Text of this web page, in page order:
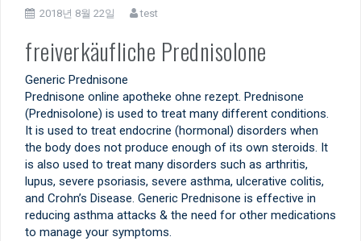
2018년 8월 22일 test
freiverkäufliche Prednisolone
Generic Prednisone
Prednisone online apotheke ohne rezept. Prednisone
(Prednisolone) is used to treat many different conditions.
It is used to treat endocrine (hormonal) disorders when
the body does not produce enough of its own steroids. It
is also used to treat many disorders such as arthritis,
lupus, severe psoriasis, severe asthma, ulcerative colitis,
and Crohn’s Disease. Generic Prednisone is effective in
reducing asthma attacks & the need for other medications
to manage your symptoms.